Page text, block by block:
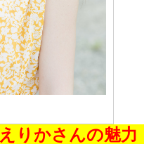
りかさんの魅力